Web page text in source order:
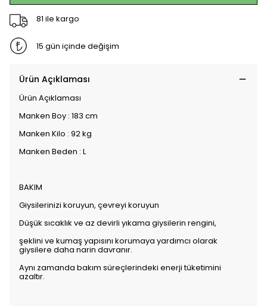
81 ile kargo
15 gün içinde değişim
Ürün Açıklaması
Ürün Açıklaması
Manken Boy : 183 cm
Manken Kilo : 92 kg
Manken Beden : L
BAKIM
Giysilerinizi koruyun, çevreyi koruyun
Düşük sıcaklık ve az devirli yıkama giysilerin rengini,
şeklini ve kumaş yapısını korumaya yardımcı olarak
giysilere daha narin davranır.
Aynı zamanda bakım süreçlerindeki enerji tüketimini
azaltır.